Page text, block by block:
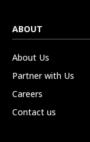
ABOUT
About Us
Partner with Us
Careers
Contact us